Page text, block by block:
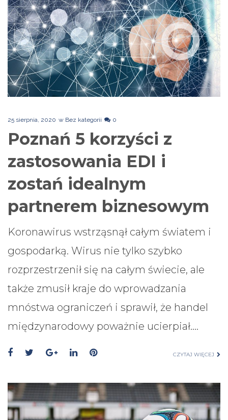
25 sierpnia, 2020 w Bez kategorii 0
Poznań 5 korzyści z
zastosowania EDI i
zostań idealnym
partnerem biznesowym
Koronawirus wstrząsnął całym światem i
gospodarką. Wirus nie tylko szybko
rozprzestrzenił się na całym świecie, ale
także zmusił kraje do wprowadzania
mnóstwa ograniczeń i sprawił, że handel
międzynarodowy poważnie ucierpiał.…
CZYTAJ WIĘCEJ